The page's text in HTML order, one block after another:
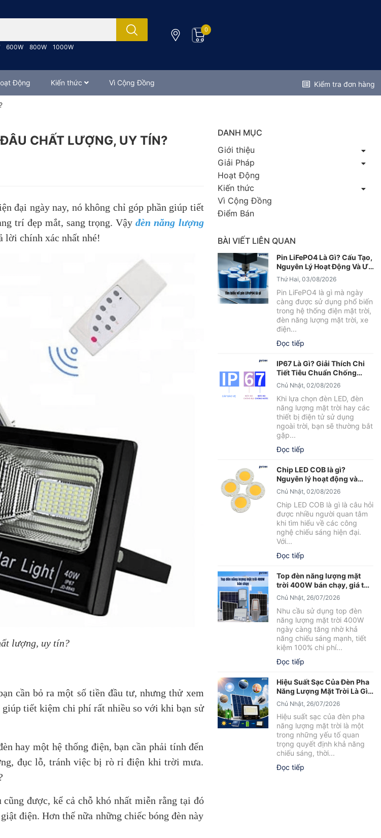
600W 800W 1000W
0
Động Kiến thức Vì Cộng Đồng Kiểm tra đơn hàng
CHẤT LƯỢNG, UY TÍN?
đại ngày nay, nó không chỉ góp phần giúp tiết
trí đẹp mắt, sang trọng. Vậyđèn năng lượng
lời chính xác nhất nhé!
lượng, uy tín?
cần bỏ ra một số tiền đầu tư, nhưng thử xem
tiết kiệm chi phí rất nhiều so với khi bạn sử
hay một hệ thống điện, bạn cần phải tính đến
đục lỗ, tránh việc bị rò rỉ điện khi trời mưa.
được, kể cả chỗ khó nhất miễn rằng tại đó
điện. Hơn thế nữa những chiếc bóng đèn này
DANH MỤC
Giới thiệu
Giải Pháp
Hoạt Động
Kiến thức
Vì Cộng Đồng
Điểm Bán
BÀI VIẾT LIÊN QUAN
Pin LiFePO4 Là Gì? Cấu Tạo,
Nguyên Lý Hoạt Động Và Ưu
Điểm Nổi Bật
Thứ Hai, 03/08/2026
Pin LiFePO4 là gì mà ngày
càng được sử dụng phổ biến
trong hệ thống điện mặt trời,
đèn năng lượng mặt trời, xe
điện...
Đọc tiếp
IP67 Là Gì? Giải Thích Chi
Tiết Tiêu Chuẩn Chống
Nước IP67
Chủ Nhật, 02/08/2026
Khi lựa chọn đèn LED, đèn
năng lượng mặt trời hay các
thiết bị điện tử sử dụng
ngoài trời, bạn sẽ thường bắt
gặp...
Đọc tiếp
Chip LED COB là gì?
Nguyên lý hoạt động và
những điều cần biết
Chủ Nhật, 02/08/2026
Chip LED COB là gì là câu hỏi
được nhiều người quan tâm
khi tìm hiểu về các công
nghệ chiếu sáng hiện đại.
Với...
Đọc tiếp
Top đèn năng lượng mặt
trời 400W bán chạy, giá tốt
2026
Chủ Nhật, 26/07/2026
Nhu cầu sử dụng top đèn
năng lượng mặt trời 400W
ngày càng tăng nhờ khả
năng chiếu sáng mạnh, tiết
kiệm 100% chi phí...
Đọc tiếp
Hiệu Suất Sạc Của Đèn Pha
Năng Lượng Mặt Trời Là Gì?
Yếu Tố Ảnh Hưởng Cần Biết
Chủ Nhật, 26/07/2026
Hiệu suất sạc của đèn pha
năng lượng mặt trời là một
trong những yếu tố quan
trọng quyết định khả năng
chiếu sáng, thời...
Đọc tiếp